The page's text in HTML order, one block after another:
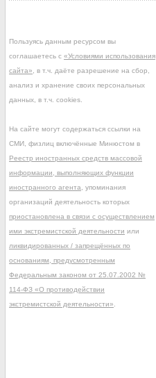
Пользуясь данным ресурсом вы
соглашаетесь с «Условиями использования
сайта» , в т.ч. даёте разрешение на сбор,
анализ и хранение своих персональных
данных, в т.ч. cookies.
На сайте могут содержаться ссылки на
СМИ, физлиц включённые Минюстом в
Реестр иностранных средств массовой
информации, выполняющих функции
иностранного агента , упоминания
организаций деятельность которых
приостановлена в связи с осуществлением
ими экстремистской деятельности или
ликвидированных / запрещённых по
основаниям, предусмотренным
Федеральным законом от 25.07.2002 №
114-ФЗ «О противодействии
экстремистской деятельности»